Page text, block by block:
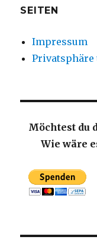
SEITEN
Impressum
Privatsphäre
Möchtest du
Wie wäre